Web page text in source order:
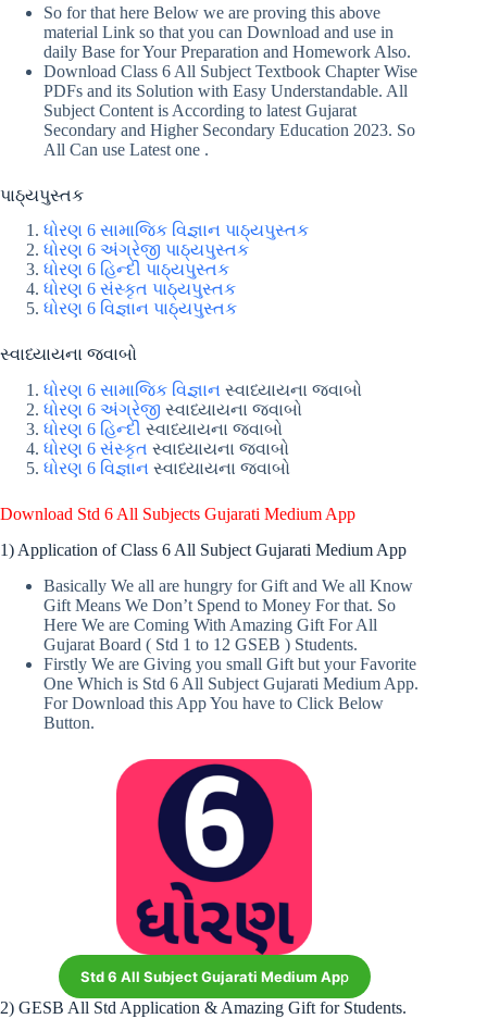
So for that here Below we are proving this above
material Link so that you can Download and use in
daily Base for Your Preparation and Homework Also.
Download Class 6 All Subject Textbook Chapter Wise
PDFs and its Solution with Easy Understandable. All
Subject Content is According to latest Gujarat
Secondary and Higher Secondary Education 2023. So
All Can use Latest one .
પાઠ્યપુસ્તક
ધોરણ 6 સામાજિક વિજ્ઞાન પાઠ્યપુસ્તક
ધોરણ 6 અંગ્રેજી પાઠ્યપુસ્તક
ધોરણ 6 હિન્દી પાઠ્યપુસ્તક
ધોરણ 6 સંસ્કૃત પાઠ્યપુસ્તક
ધોરણ 6 વિજ્ઞાન પાઠ્યપુસ્તક
સ્વાધ્યાયના જવાબો
ધોરણ 6 સામાજિક વિજ્ઞાન સ્વાધ્યાયના જવાબો
ધોરણ 6 અંગ્રેજી સ્વાધ્યાયના જવાબો
ધોરણ 6 હિન્દી સ્વાધ્યાયના જવાબો
ધોરણ 6 સંસ્કૃત સ્વાધ્યાયના જવાબો
ધોરણ 6 વિજ્ઞાન સ્વાધ્યાયના જવાબો
Download Std 6 All Subjects Gujarati Medium App
1) Application of Class 6 All Subject Gujarati Medium App
Basically We all are hungry for Gift and We all Know
Gift Means We Don’t Spend to Money For that. So
Here We are Coming With Amazing Gift For All
Gujarat Board ( Std 1 to 12 GSEB ) Students.
Firstly We are Giving you small Gift but your Favorite
One Which is Std 6 All Subject Gujarati Medium App.
For Download this App You have to Click Below
Button.
Std 6 All Subject Gujarati Medium App
2) GESB All Std Application & Amazing Gift for Students.